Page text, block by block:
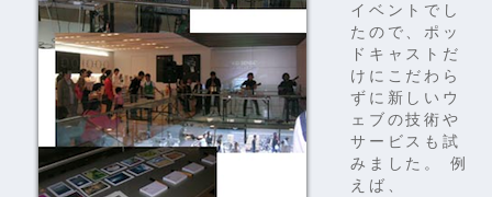
イベントでし
たので、ポッ
ドキャストだ
けにこだわら
ずに新しいウ
ェブの技術や
サービスも試
みました。 例
えば、